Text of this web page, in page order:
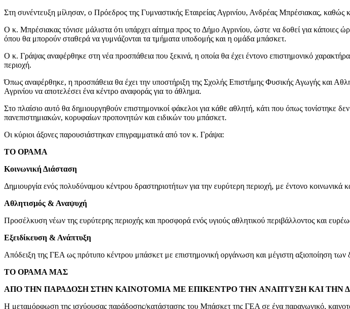
Στη συνέντευξη μίλησαν, ο Πρόεδρος της Γυμναστικής Εταιρείας Αγρινίου, Ανδρέας Μπρέσιακας,
Ο κ. Μπρέσιακας τόνισε μάλιστα ότι υπάρχει αίτημα προς το Δήμο Αγρινίου, ώστε να δοθεί για
όπου θα μπορούν σταθερά να γυμνάζονται τα τμήματα υποδομής και η ομάδα μπάσκετ.
Ο κ. Γράψας αναφέρθηκε στη νέα προσπάθεια που ξεκινά, η οποία θα έχει έντονο επιστημονικό
περιοχή.
Όπως αναφέρθηκε, η προσπάθεια θα έχει την υποστήριξη της Σχολής Επιστήμης Φυσικής Αγωγής και
Αγρινίου να αποτελέσει ένα κέντρο αναφοράς για το άθλημα.
Στο πλαίσιο αυτό θα δημιουργηθούν επιστημονικοί φάκελοι για κάθε αθλητή, κάτι που όπως τονίστηκε
πανεπιστημιακών, κορυφαίων προπονητών και ειδικών του μπάσκετ.
Οι κύριοι άξονες παρουσιάστηκαν επιγραμματικά από τον κ. Γράψα:
ΤΟ ΟΡΑΜΑ
Κοινωνική Διάσταση
Δημιουργία ενός πολυδύναμου κέντρου δραστηριοτήτων για την ευρύτερη περιοχή, με έντονο κοινωνικά
Αθλητισμός & Αναψυχή
Προσέλκυση νέων της ευρύτερης περιοχής και προσφορά ενός υγιούς αθλητικού περιβάλλοντος και
Εξειδίκευση & Ανάπτυξη
Απόδειξη της ΓΕΑ ως πρότυπο κέντρου μπάσκετ με επιστημονική οργάνωση και μέγιστη αξιοποίηση
ΤΟ ΟΡΑΜΑ ΜΑΣ
ΑΠΟ ΤΗΝ ΠΑΡΑΔΟΣΗ ΣΤΗΝ ΚΑΙΝΟΤΟΜΙΑ ME EΠIKENTPO THN ANAΠΤΥΞΗ KAI ΤΗΝ
Η μεταμόρφωση της ισχύουσας παράδοσης/κατάστασης του Μπάσκετ της ΓΕΑ σε ένα παραγωγικό,